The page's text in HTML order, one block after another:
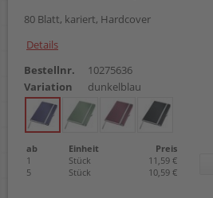
80 Blatt, kariert, Hardcover
Details
Bestellnr.
10275636
Variation
dunkelblau
ab Einheit
Preis
1
Stück
11,59 €
5
Stück 10,59 €